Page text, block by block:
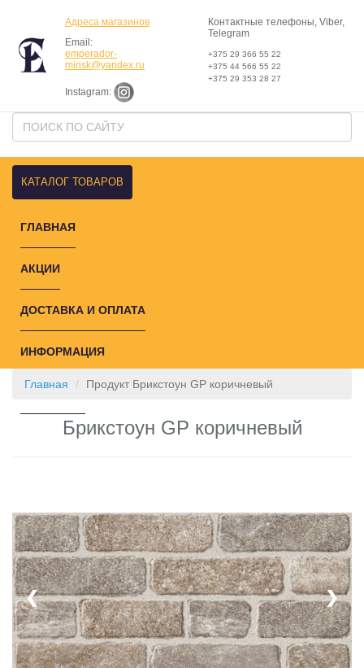
Адреса магазинов
Email:
emperador-
minsk@yandex.ru
Instagram:
Контактные телефоны, Viber,
Telegram
+375 29 366 55 22
+375 44 566 55 22
+375 29 353 28 27
КАТАЛОГ ТОВАРОВ
ГЛАВНАЯ
АКЦИИ
ДОСТАВКА И ОПЛАТА
ИНФОРМАЦИЯ
Главная Продукт Брикстоун GP коричневый
Брикстоун GP коричневый
❮ ❯